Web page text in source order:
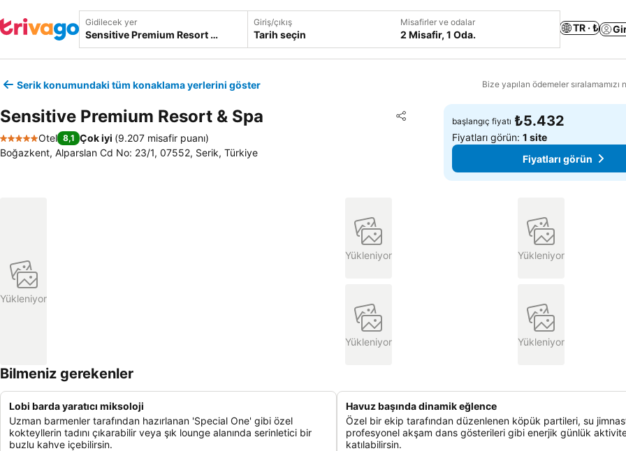
Gidilecek yer Giriş/çıkış
Tarih seçin
Misafirler ve odalar
2 Misafir, 1 Oda.
TR · ₺
Serik konumundaki tüm konaklama yerlerini göster Bize yapılan ödemeler sıralamamızı
Sensitive Premium Resort & Spa Paylaş
Favorilerime ekle
5 Yıldız
Otel 8,1 Çok iyi (9.207 misafir puanı)
Boğazkent, Alparslan Cd No: 23/1, 07552, Serik, Türkiye
başlangıç fiyatı ₺5.432
Fiyatları görün:1 site
Fiyatları görün
Yükleniyor
Yükleniyor Yükleniyor
Yükleniyor Yükleniyor
Bilmeniz gerekenler
Lobi barda yaratıcı miksoloji
Uzman barmenler tarafından hazırlanan 'Special One' gibi özel
kokteyllerin tadını çıkarabilir veya şık lounge alanında serinletici bir
buzlu kahve içebilirsin.
Havuz başında dinamik eğlence
Özel bir ekip tarafından düzenlenen köpük partileri, su
profesyonel akşam dans gösterileri gibi enerjik günlük
katılabilirsin.